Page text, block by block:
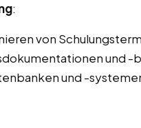
:
von
und -
und -